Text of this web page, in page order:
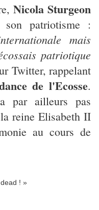
Nicola Sturgeon
patriotisme :
mais
patriotique
Twitter, rappelant
de l'Ecosse.
par ailleurs pas
reine Elisabeth II
au cours de